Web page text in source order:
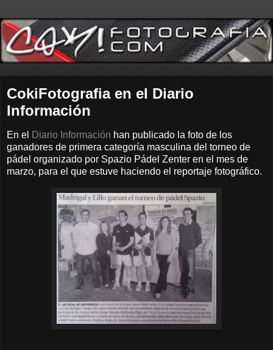
CokiFotografia en el Diario
Información
En el Diario Información han publicado la foto de los
ganadores de primera categoría masculina del torneo de
pádel organizado por Spazio Pádel Zenter en el mes de
marzo, para el que estuve haciendo el reportaje fotográfico.